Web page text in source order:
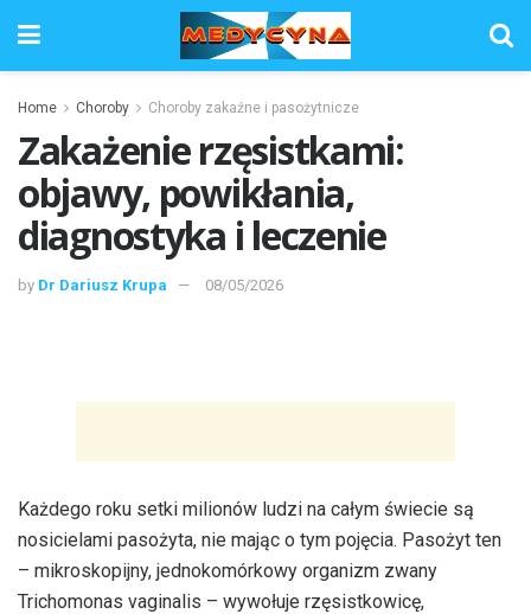
Home Choroby Choroby zakaźne i pasożytnicze
Zakażenie rzęsistkami:
objawy, powikłania,
diagnostyka i leczenie
by Dr Dariusz Krupa 08/05/2026
Każdego roku setki milionów ludzi na całym świecie są
nosicielami pasożyta, nie mając o tym pojęcia. Pasożyt ten
– mikroskopijny, jednokomórkowy organizm zwany
Trichomonas vaginalis – wywołuje rzęsistkowicę,